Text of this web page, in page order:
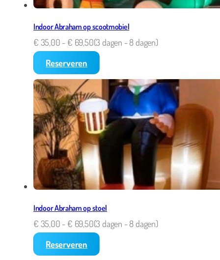
Indoor Abraham op scootmobiel
€ 35,00 - € 69,50(3 dagen - 8 dagen)
Reserveren
Indoor Abraham op stoel
€ 35,00 - € 69,50(3 dagen - 8 dagen)
Reserveren